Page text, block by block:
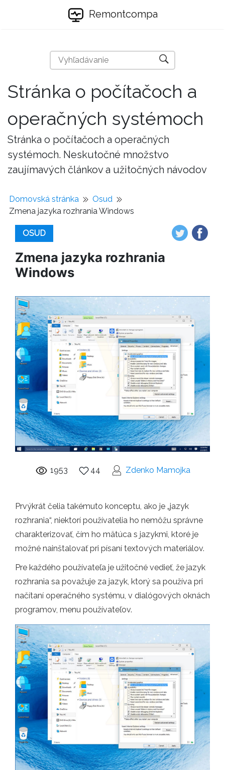
Remontcompa
Stránka o počítačoch a
operačných systémoch
Stránka o počítačoch a operačných
systémoch. Neskutočné množstvo
zaujímavých článkov a užitočných návodov
Domovská stránka
Osud
Zmena jazyka rozhrania Windows
OSUD
Zmena jazyka rozhrania
Windows
1953 44 Zdenko Mamojka
Prvýkrát čelia takémuto konceptu, ako je „jazyk
rozhrania“, niektorí používatelia ho nemôžu správne
charakterizovať, čím ho mätúca s jazykmi, ktoré je
možné nainštalovať pri písaní textových materiálov.
Pre každého používateľa je užitočné vedieť, že jazyk
rozhrania sa považuje za jazyk, ktorý sa používa pri
načítaní operačného systému, v dialógových oknách
programov, menu používateľov.